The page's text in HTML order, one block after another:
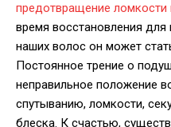
предотвращение ломкости
время восстановления для
наших волос он может
Постоянное трение о
неправильное положение
спутыванию, ломкости,
блеска. К счастью,